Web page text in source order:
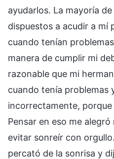
ayudarlos. La mayoría
dispuestos a acudir a mí
cuando tenían
manera de cumplir mi
razonable que mi
cuando tenía problemas
incorrectamente, porque
Pensar en eso me
evitar sonreír con
percató de la sonrisa y